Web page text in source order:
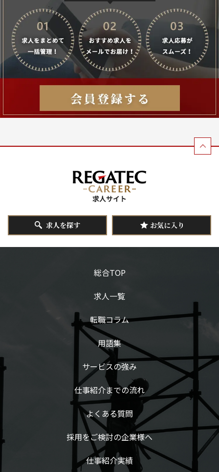
求人を探す お気に入り
総合TOP
求人一覧
転職コラム
用語集
サービスの強み
仕事紹介までの流れ
よくある質問
採用をご検討の企業様へ
仕事紹介実績